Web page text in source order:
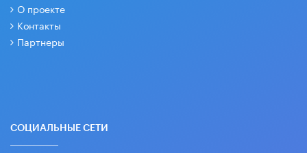
О проекте
Контакты
Партнеры
СОЦИАЛЬНЫЕ СЕТИ